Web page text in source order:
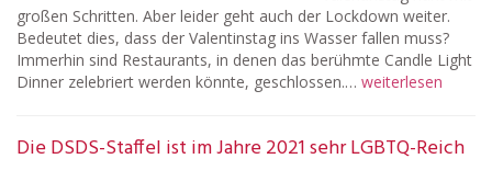
großen Schritten. Aber leider geht auch der Lockdown weiter.
Bedeutet dies, dass der Valentinstag ins Wasser fallen muss?
Immerhin sind Restaurants, in denen das berühmte Candle Light
Dinner zelebriert werden könnte, geschlossen.… weiterlesen
Die DSDS-Staffel ist im Jahre 2021 sehr LGBTQ-Reich